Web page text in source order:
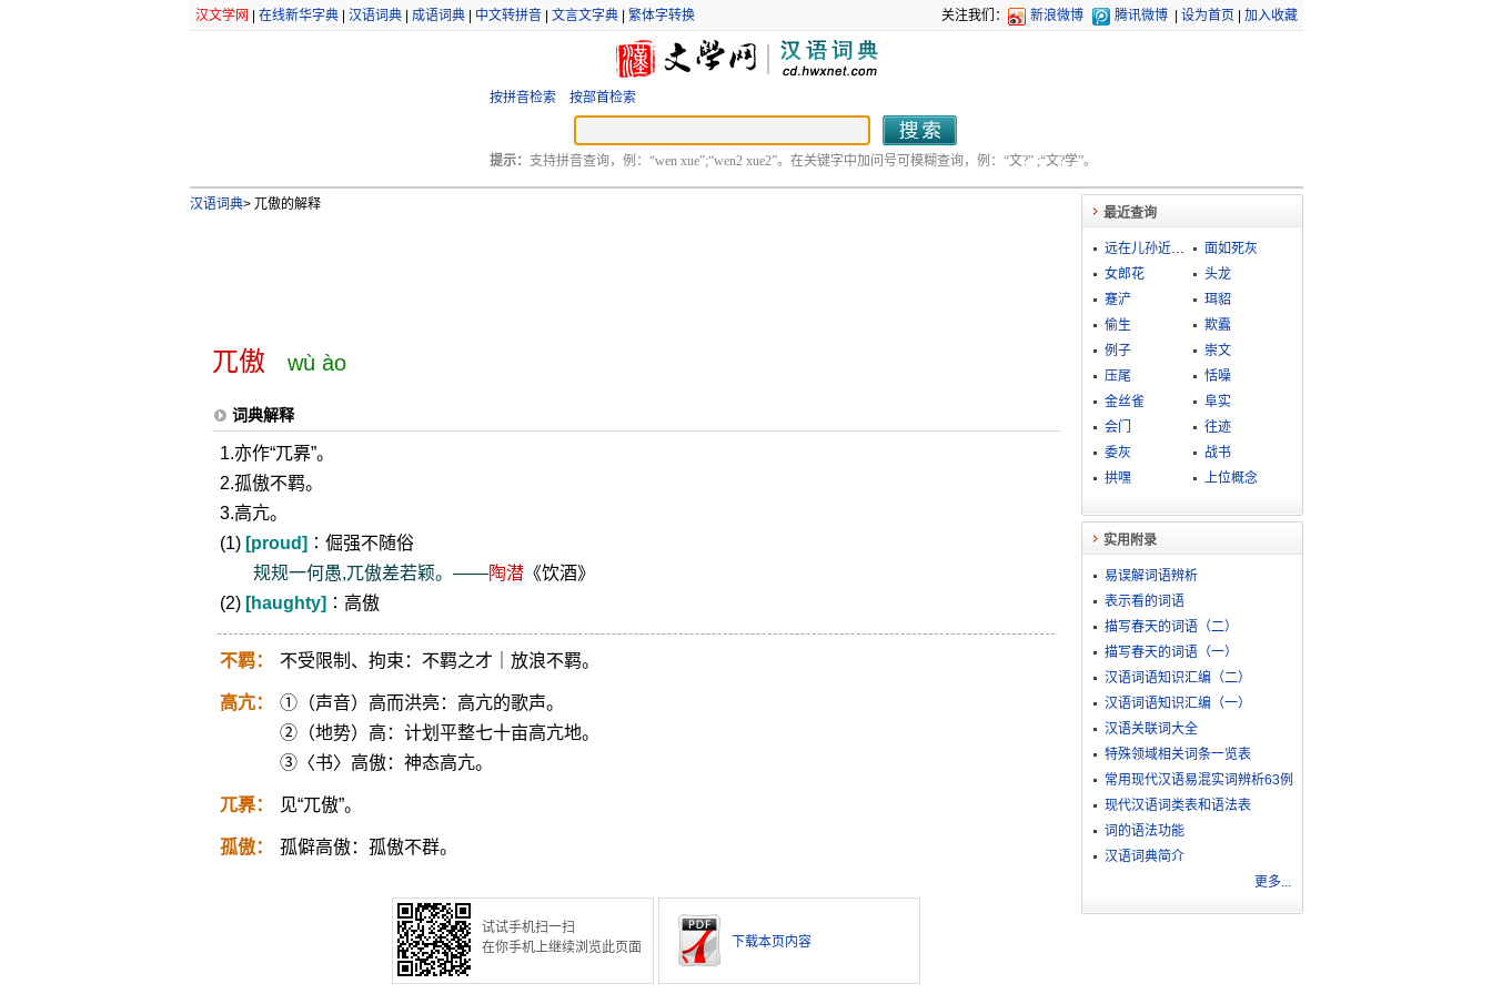
汉文学网 在线新华字典| 汉语词典| 成语词典| 中文转拼音| 文言文字典| 繁体字转换 关注我们： 新浪微博 腾讯微博 设为首页 加入收藏
按拼音检索 按部首检索
提示： 支持拼音查询，例：“wen xue”;“wen2 xue2”。在关键字中加问号可模糊查询，例：“文?” ;“文?学”。
汉语词典>兀傲的解释
兀傲 wù ào
词典解释
1.亦作“兀奡”。
2.孤傲不羁。
3.高亢。
(1) [proud] ∶倔强不随俗
规规一何愚,兀傲差若颖。——陶潜《饮酒》
(2) [haughty] ∶高傲
不羁： 不受限制、拘束：不羁之才｜放浪不羁。
高亢：
①（声音）高而洪亮：高亢的歌声。
②（地势）高：计划平整七十亩高亢地。
③〈书〉高傲：神态高亢。
兀奡： 见“兀傲”。
孤傲： 孤僻高傲：孤傲不群。
试试手机扫一扫
在你手机上继续浏览此页面
下载本页内容
最近查询
远在儿孙近在身
面如死灰
女郎花
头龙
蹇浐
珥貂
偷生
欺蠹
例子
崇文
压尾
恬噪
金丝雀
阜实
会门
往迹
委灰
战书
拱嘿
上位概念
实用附录
易误解词语辨析
表示看的词语
描写春天的词语（二）
描写春天的词语（一）
汉语词语知识汇编（二）
汉语词语知识汇编（一）
汉语关联词大全
特殊领域相关词条一览表
常用现代汉语易混实词辨析63例
现代汉语词类表和语法表
词的语法功能
汉语词典简介
更多...